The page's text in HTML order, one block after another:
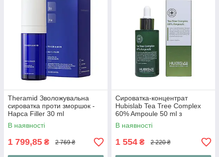
Theramid Зволожувальна
сироватка проти зморшок -
Hapca Filler 30 ml
В наявності
1 799,85 ₴ 2 769 ₴
Сироватка-концентрат
Hubislab Tea Tree Complex
60% Ampoule 50 ml з
екстрактом чайного дерева
60%
В наявності
1 554 ₴ 2 220 ₴